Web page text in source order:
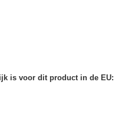
is voor dit product in de EU